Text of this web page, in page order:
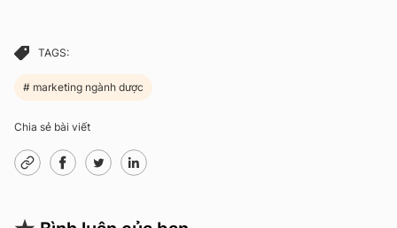
TAGS:
marketing ngành dược
Chia sẻ bài viết